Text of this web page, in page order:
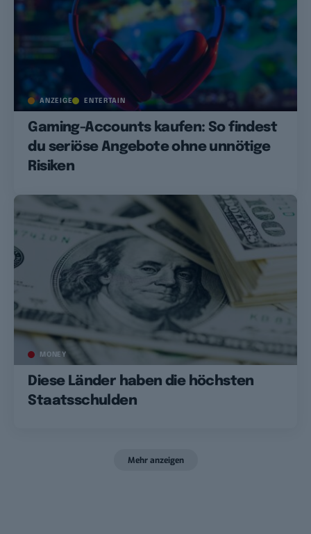
ANZEIGE ENTERTAIN
Gaming-Accounts kaufen: So findest
du seriöse Angebote ohne unnötige
Risiken
MONEY
Diese Länder haben die höchsten
Staatsschulden
Mehr anzeigen